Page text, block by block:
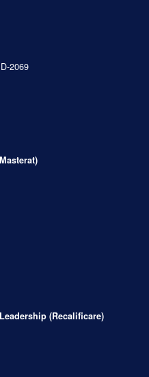
2069
(Recalificare)